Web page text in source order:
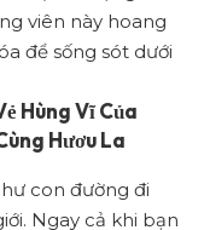
viên này hoang
để sống sót dưới
Hùng Vĩ Của
Hươu La
con đường đi
Ngay cả khi bạn